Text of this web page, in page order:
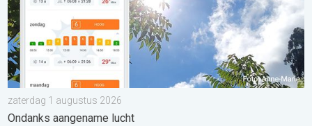
zaterdag 1 augustus 2026
Ondanks aangename lucht